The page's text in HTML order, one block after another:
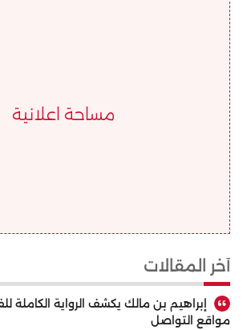
مساحة اعلانية
أخر المقالات
إبراهيم بن مالك يكشف الرواية الكاملة
مواقع التواصل